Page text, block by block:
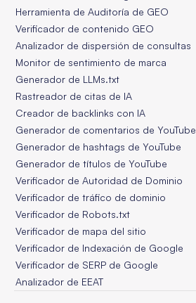
Herramienta de Auditoría de GEO
Verificador de contenido GEO
Analizador de dispersión de consultas
Monitor de sentimiento de marca
Generador de LLMs.txt
Rastreador de citas de IA
Creador de backlinks con IA
Generador de comentarios de YouTube
Generador de hashtags de YouTube
Generador de títulos de YouTube
Verificador de Autoridad de Dominio
Verificador de tráfico de dominio
Verificador de Robots.txt
Verificador de mapa del sitio
Verificador de Indexación de Google
Verificador de SERP de Google
Analizador de EEAT